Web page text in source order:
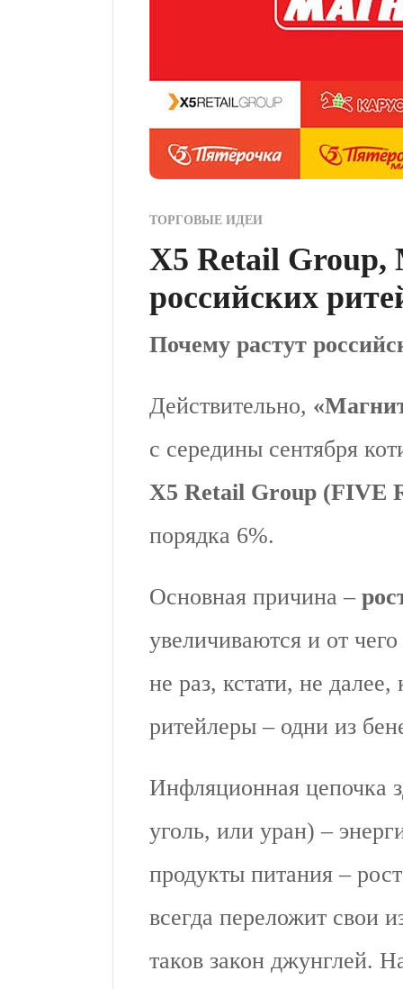
ТОРГОВЫЕ ИДЕИ
X5 Retail Group,
российских
Почему растут
Действительно,
с середины сентября
X5 Retail Group (FIVE
порядка 6%.
Основная причина –
увеличиваются и от
не раз, кстати, не
ритейлеры – одни из
Инфляционная цепочка
уголь, или уран) –
продукты питания –
всегда переложит свои
таков закон джунглей.